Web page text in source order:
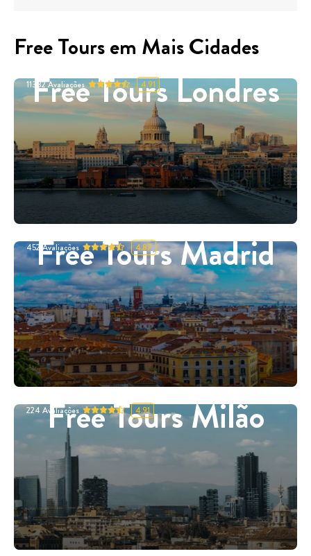
Free Tours em Mais Cidades
Free Tours Londres
11332Avaliações 4.91
Free Tours Madrid
452 Avaliações 4.87
Free Tours Milão
224 Avaliações 4.91